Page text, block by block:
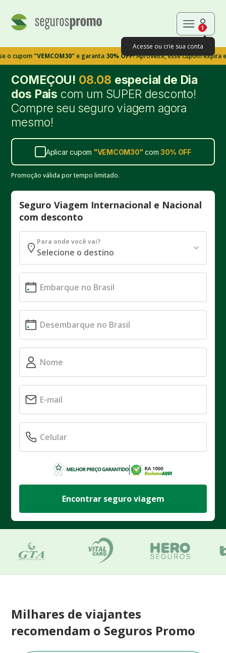
1
Acesse ou crie sua conta
"VEMCOM30"e garanta30% OFF!Aproveite, esse cupom expira em
COMEÇOU! 08.08 especial de Dia
dos Pais com um SUPER desconto!
Compre seu seguro viagem agora
mesmo!
Aplicar cupom "VEMCOM30" com30% OFF
Promoção válida por tempo limitado.
Seguro Viagem Internacional e Nacional
com desconto
Para onde você vai?
Encontrar seguro viagem
Milhares de viajantes
recomendam o Seguros Promo